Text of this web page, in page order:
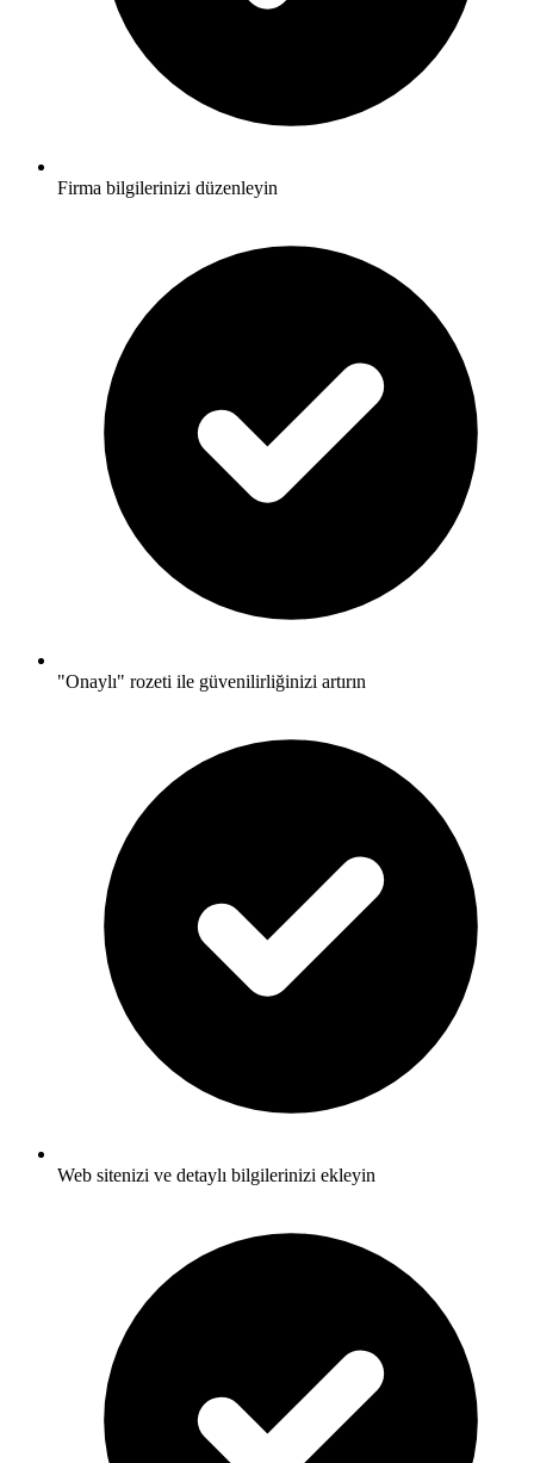
Firma bilgilerinizi düzenleyin
"Onaylı" rozeti ile güvenilirliğinizi artırın
Web sitenizi ve detaylı bilgilerinizi ekleyin